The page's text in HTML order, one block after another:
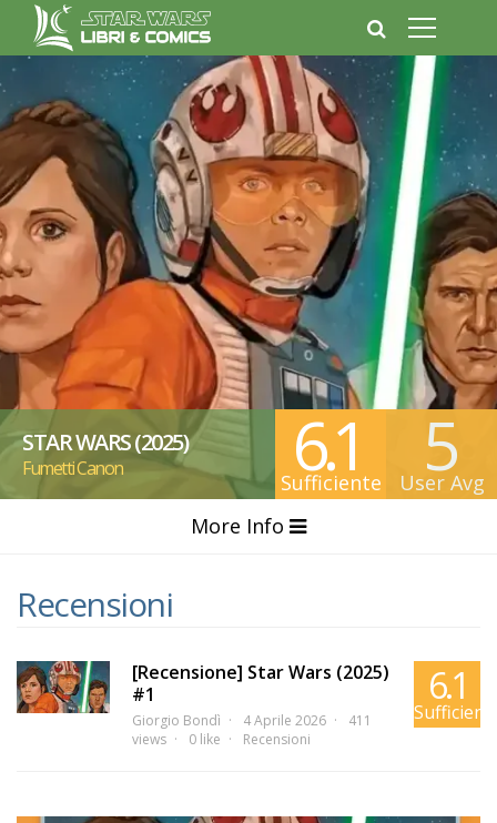
STAR WARS (2025)
Fumetti Canon 6.1
Sufficiente 5
User Avg
More Info
Recensioni
[Recensione] Star Wars (2025)
#1
Giorgio Bondì 4 Aprile 2026
411
views
0 like Recensioni
6.1